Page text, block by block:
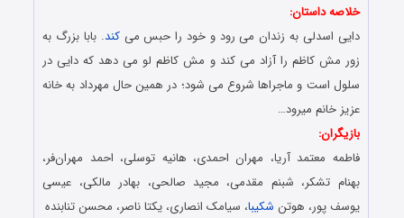
خلاصه داستان:
دایی اسدلی به زندان می رود و خود را حبس میکند. بابا بزرگ به
زور مش کاظم را آزاد می کند و مش کاظم لو می دهد که دایی در
سلول است و ماجراها شروع می شود؛ در همین حال مهرداد به خانه
عزیز خانم میرود…
بازیگران:
فاطمه معتمد آریا، مهران احمدی، هانیه توسلی، احمد مهران‌فر،
بهنام تشکر، شبنم مقدمی، مجید صالحی، بهادر مالکی، عیسی
یوسف پور، هوتن شکیبا، سیامک انصاری، یکتا ناصر، محسن تنابنده